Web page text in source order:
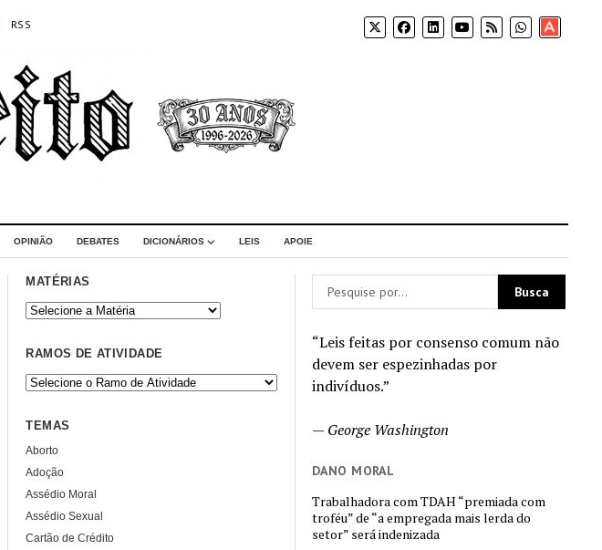
RSS
Apoia-
se
OPINIÃO DEBATES DICIONÁRIOS LEIS APOIE
“Leis feitas por consenso comum não
devem ser espezinhadas por
indivíduos.”
— George Washington
DANO MORAL
Trabalhadora com TDAH “premiada com
troféu” de “a empregada mais lerda do
setor” será indenizada
MATÉRIAS
RAMOS DE ATIVIDADE
TEMAS
Aborto
Adoção
Assédio Moral
Assédio Sexual
Cartão de Crédito